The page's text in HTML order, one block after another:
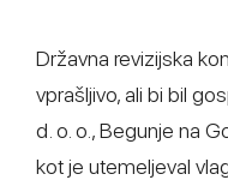
Državna revizijska
vprašljivo, ali bi bil
d. o. o., Begunje na
kot je utemeljeval